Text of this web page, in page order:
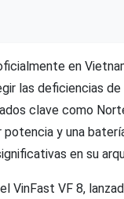
en
las deficiencias
clave como
y una
en su
VinFast VF 8,